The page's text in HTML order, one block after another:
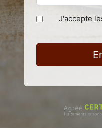
J'accepte